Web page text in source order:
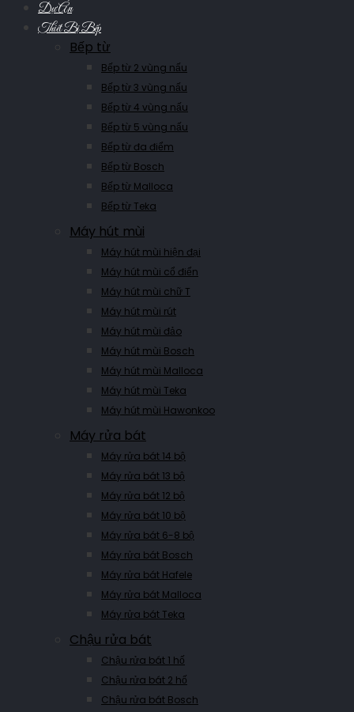
Dự Án
Thiết Bị Bếp
Bếp từ
Bếp từ 2 vùng nấu
Bếp từ 3 vùng nấu
Bếp từ 4 vùng nấu
Bếp từ 5 vùng nấu
Bếp từ đa điểm
Bếp từ Bosch
Bếp từ Malloca
Bếp từ Teka
Máy hút mùi
Máy hút mùi hiện đại
Máy hút mùi cổ điển
Máy hút mùi chữ T
Máy hút mùi rút
Máy hút mùi đảo
Máy hút mùi Bosch
Máy hút mùi Malloca
Máy hút mùi Teka
Máy hút mùi Hawonkoo
Máy rửa bát
Máy rửa bát 14 bộ
Máy rửa bát 13 bộ
Máy rửa bát 12 bộ
Máy rửa bát 10 bộ
Máy rửa bát 6-8 bộ
Máy rửa bát Bosch
Máy rửa bát Hafele
Máy rửa bát Malloca
Máy rửa bát Teka
Chậu rửa bát
Chậu rửa bát 1 hố
Chậu rửa bát 2 hố
Chậu rửa bát Bosch